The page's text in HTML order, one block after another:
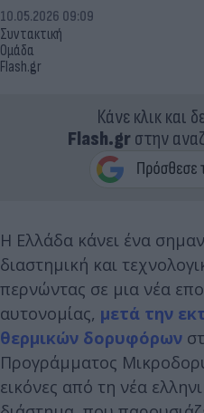
Συντακτική
Ομάδα
Flash.gr
10.05.2026 09:09
Κάνε κλικ και
Flash.grστην
Η Ελλάδα κάνει ένα
διαστημική και
περνώντας σε μια νέα
αυτονομίας, μετά την
θερμικών δορυφόρων
Προγράμματος
εικόνες από τη νέα